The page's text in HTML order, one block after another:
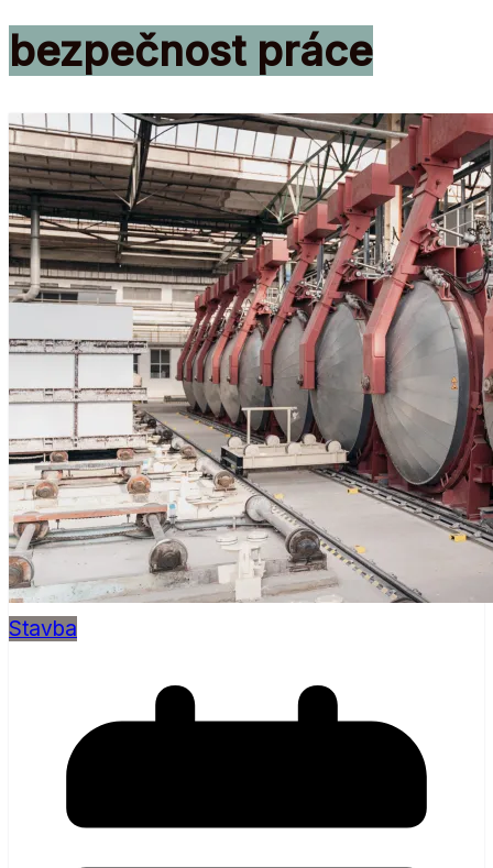
bezpečnost práce
Stavba